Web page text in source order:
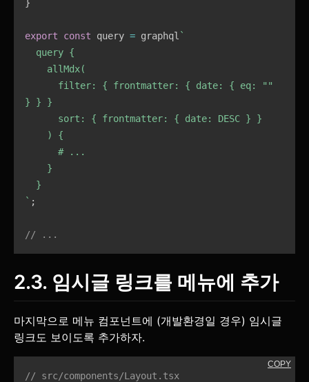
}
export const query = graphql `
} } }
` ;
// ...
2.3. 임시글 링크를 메뉴에 추가
마지막으로 메뉴 컴포넌트에 (개발환경일 경우) 임시글
링크도 보이도록 추가하자.
// src/components/Layout.tsx
COPY